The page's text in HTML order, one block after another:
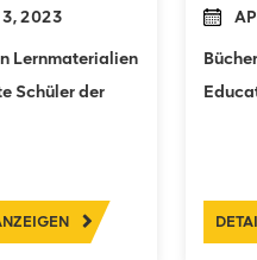
2023
Lernmaterialien
Schüler der